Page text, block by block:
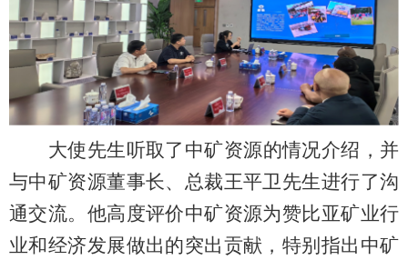
大使先生听取了中矿资源的情况介绍，并
与中矿资源董事长、总裁王平卫先生进行了沟
通交流。他高度评价中矿资源为赞比亚矿业行
业和经济发展做出的突出贡献，特别指出中矿